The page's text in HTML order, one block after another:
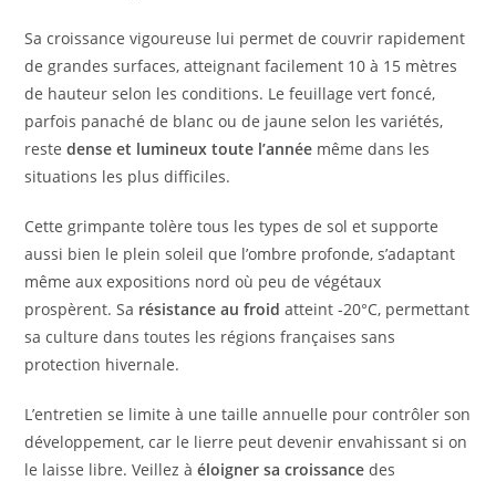
Sa croissance vigoureuse lui permet de couvrir rapidement
de grandes surfaces, atteignant facilement 10 à 15 mètres
de hauteur selon les conditions. Le feuillage vert foncé,
parfois panaché de blanc ou de jaune selon les variétés,
restedense et lumineux toute l’année même dans les
situations les plus difficiles.
Cette grimpante tolère tous les types de sol et supporte
aussi bien le plein soleil que l’ombre profonde, s’adaptant
même aux expositions nord où peu de végétaux
prospèrent. Sa résistance au froid atteint -20°C, permettant
sa culture dans toutes les régions françaises sans
protection hivernale.
L’entretien se limite à une taille annuelle pour contrôler son
développement, car le lierre peut devenir envahissant si on
le laisse libre. Veillez àéloigner sa croissance des